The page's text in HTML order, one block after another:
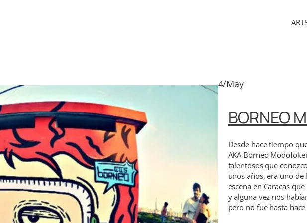
ART
4/May
BORNEO
Desde hace tiempo
AKA Borneo
talentosos que
unos años, era uno
escena en Caracas
y alguna vez nos
pero no fue hasta